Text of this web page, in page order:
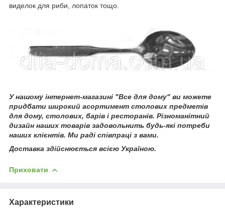
виделок для риби, лопаток тощо.
У нашому інтернет-магазині "Все для дому" ви можете
придбати широкий асортимент столових предметів
для дому, столових, барів і ресторанів. Різноманітний
дизайн наших товарів задовольнить будь-які потреби
наших клієнтів. Ми раді співпраці з вами.
Доставка здійснюється всією Україною.
Приховати
Характеристики